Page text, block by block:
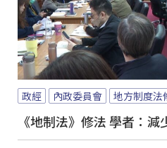
政經 內政委員會 地方制度法
《地制法》修法 學者：